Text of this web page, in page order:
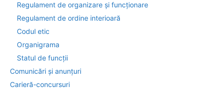
Regulament de organizare și funcționare
Regulament de ordine interioară
Codul etic
Organigrama
Statul de funcții
Comunicări și anunțuri
Carieră-concursuri